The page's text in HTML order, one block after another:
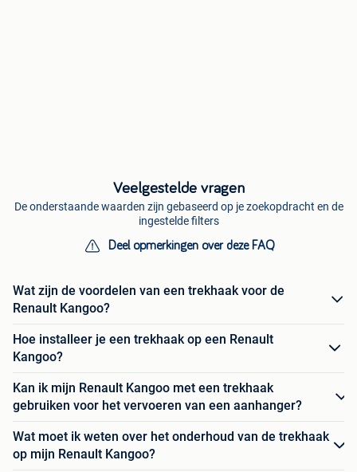
Veelgestelde vragen
De onderstaande waarden zijn gebaseerd op je zoekopdracht en de
ingestelde filters
Deel opmerkingen over deze FAQ
Wat zijn de voordelen van een trekhaak voor de
Renault Kangoo?
Hoe installeer je een trekhaak op een Renault
Kangoo?
Kan ik mijn Renault Kangoo met een trekhaak
gebruiken voor het vervoeren van een aanhanger?
Wat moet ik weten over het onderhoud van de trekhaak
op mijn Renault Kangoo?